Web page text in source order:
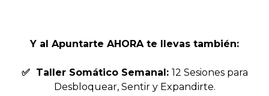
Y al Apuntarte AHORA te llevas también:
✅ Taller Somático Semanal: 12 Sesiones para
Desbloquear, Sentir y Expandirte.